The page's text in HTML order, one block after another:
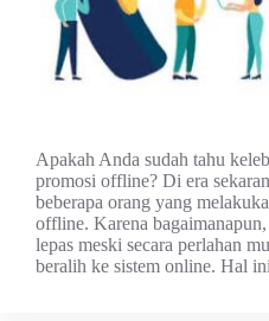
Apakah Anda sudah tahu
promosi offline? Di era
beberapa orang yang
offline. Karena
lepas meski secara perlahan
beralih ke sistem online. Hal